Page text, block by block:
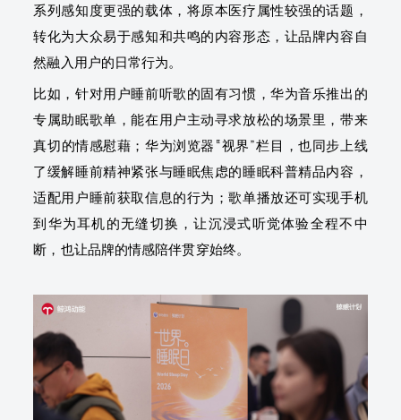
系列感知度更强的载体，将原本医疗属性较强的话题，
转化为大众易于感知和共鸣的内容形态，让品牌内容自
然融入用户的日常行为。
比如，针对用户睡前听歌的固有习惯，华为音乐推出的
专属助眠歌单，能在用户主动寻求放松的场景里，带来
真切的情感慰藉；华为浏览器“视界”栏目，也同步上线
了缓解睡前精神紧张与睡眠焦虑的睡眠科普精品内容，
适配用户睡前获取信息的行为；歌单播放还可实现手机
到华为耳机的无缝切换，让沉浸式听觉体验全程不中
断，也让品牌的情感陪伴贯穿始终。